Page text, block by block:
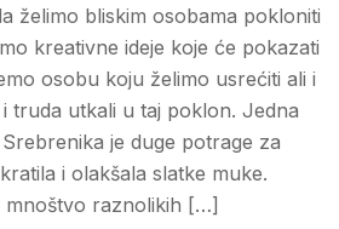
želimo bliskim osobama pokloniti
kreativne ideje koje će pokazati
osobu koju želimo usrećiti ali i
truda utkali u taj poklon. Jedna
je duge potrage za
i olakšala slatke muke.
mnoštvo raznolikih […]